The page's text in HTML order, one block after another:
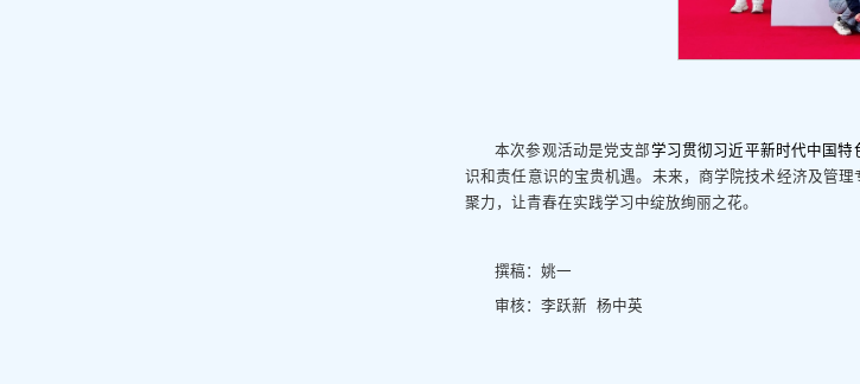
本次参观活动是党支部学习贯彻习近平新时代中国特
识和责任意识的宝贵机遇。未来，商学院技术经济及管
聚力，让青春在实践学习中绽放绚丽之花。
撰稿：姚一
审核：李跃新 杨中英